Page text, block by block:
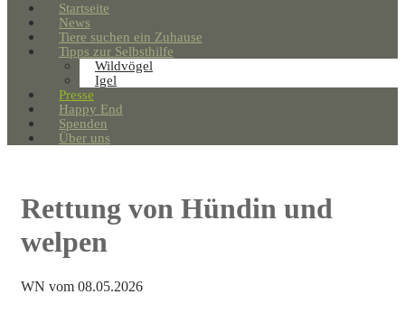
Startseite
News
Tiere suchen ein Zuhause
Tipps zur Selbsthilfe
Wildvögel
Igel
Presse
Happy End
Spenden
Über uns
Rettung von Hündin und
welpen
WN vom 08.05.2026